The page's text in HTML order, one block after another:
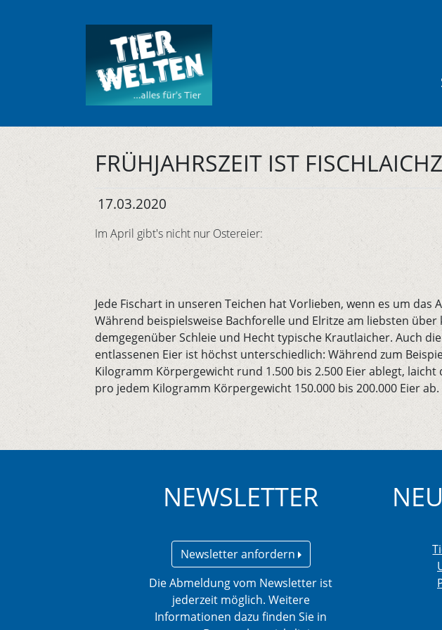
FRÜHJAHRSZEIT IST
17.03.2020
Im April gibt's nicht nur Ostereier:
Jede Fischart in unseren Teichen hat Vorlieben, wenn es um das
Während beispielsweise Bachforelle und Elritze am liebsten
demgegenüber Schleie und Hecht typische Krautlaicher. Auch
entlassenen Eier ist höchst unterschiedlich: Während zum
Kilogramm Körpergewicht rund 1.500 bis 2.500 Eier ablegt, laicht
pro jedem Kilogramm Körpergewicht 150.000 bis 200.000 Eier ab.
NEWSLETTER
Newsletter anfordern
Die Abmeldung vom Newsletter ist
jederzeit möglich. Weitere
Informationen dazu finden Sie in